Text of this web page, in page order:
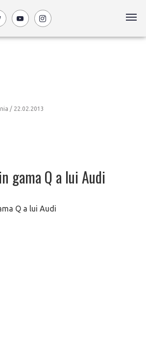
/ 22.02.2013
gama Q a lui Audi